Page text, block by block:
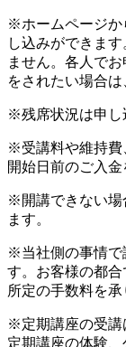
※ホームページか
し込みができま
ません。各人で
をされたい場合
※残席状況は申し
※受講料や維持費
開始日前のご入金
※開講できない場
ます。
※当社側の事情で
す。お客様の都合
所定の手数料を承
※定期講座の受講
定期講座の体験